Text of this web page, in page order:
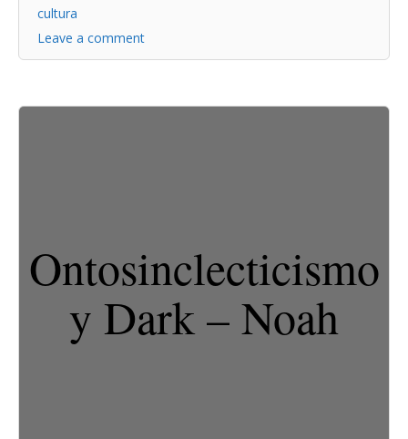
cultura
Leave a comment
Ontosinclecticismo
y Dark – Noah